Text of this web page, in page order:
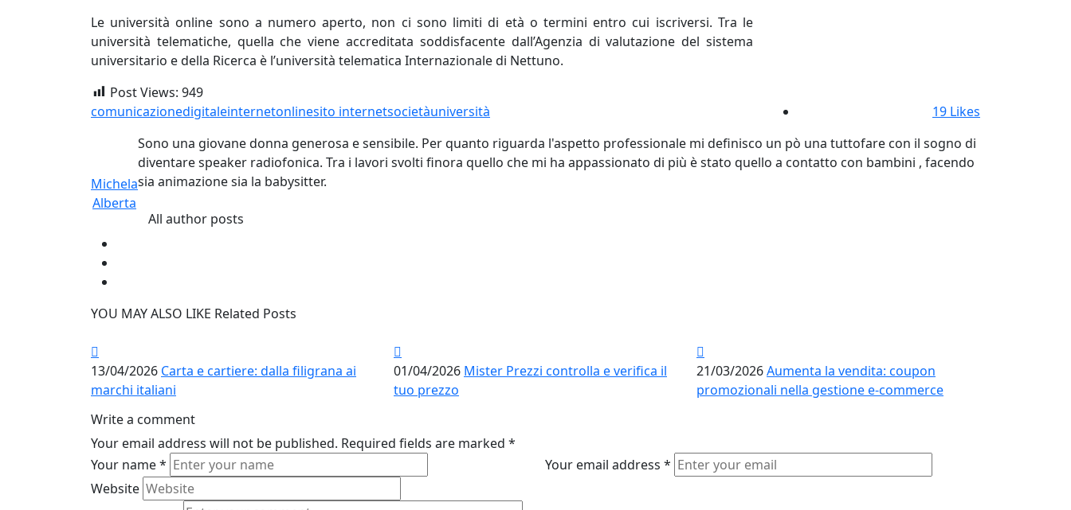
Le università online sono a numero aperto, non ci sono limiti di età o termini entro cui iscriversi. Tra le
università telematiche, quella che viene accreditata soddisfacente dall’Agenzia di valutazione del sistema
universitario e della Ricerca è l’università telematica Internazionale di Nettuno.
Post Views: 949
comunicazionedigitaleinternetonlinesito internetsocietàuniversità 19 Likes
Michela
Alberta
Sono una giovane donna generosa e sensibile. Per quanto riguarda l'aspetto professionale mi definisco un pò una tuttofare con il sogno di
diventare speaker radiofonica. Tra i lavori svolti finora quello che mi ha appassionato di più è stato quello a contatto con bambini , facendo
sia animazione sia la babysitter.
All author posts
YOU MAY ALSO LIKE Related Posts
13/04/2026 Carta e cartiere: dalla filigrana ai
marchi italiani
01/04/2026 Mister Prezzi controlla e verifica il
tuo prezzo
21/03/2026Aumenta la vendita: coupon
promozionali nella gestione e-commerce
Write a comment
Your email address will not be published. Required fields are marked *
Your name* Your email address *
Website